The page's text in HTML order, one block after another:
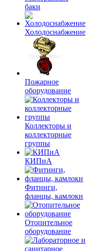
баки
Холодоснабжение
Пожарное
оборудование
Коллекторы и
коллекторные
группы
КИПиА
Фитинги,
фланцы, камлоки
Отопительное
оборудование